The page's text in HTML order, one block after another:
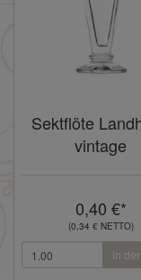
Sektflöte
vintage
0,40 €*
(0,34 € NETTO)
in